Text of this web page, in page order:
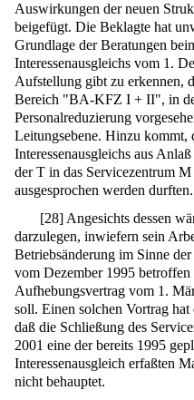
Auswirkungen der neuen
beigefügt. Die Beklagte hat
Grundlage der Beratungen
Interessenausgleichs vom 1.
Aufstellung gibt zu erkennen,
Bereich "BA-KFZ I + II", in
Personalreduzierung
Leitungsebene. Hinzu kommt,
Interessenausgleichs aus
der T in das Servicezentrum
ausgesprochen werden durften.
[28] Angesichts dessen
darzulegen, inwiefern sein
Betriebsänderung im Sinne
vom Dezember 1995 betroffen
Aufhebungsvertrag vom 1.
soll. Einen solchen Vortrag
daß die Schließung des
2001 eine der bereits 1995
Interessenausgleich erfaßten
nicht behauptet.